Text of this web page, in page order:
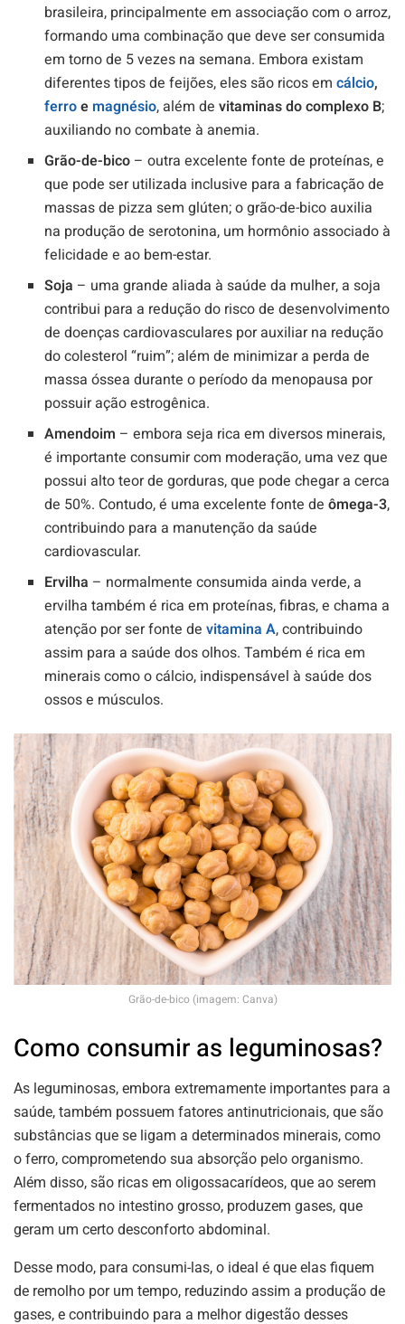
brasileira, principalmente em associação com o arroz,
formando uma combinação que deve ser consumida
em torno de 5 vezes na semana. Embora existam
diferentes tipos de feijões, eles são ricos emcálcio,
ferroe magnésio, além devitaminas do complexo B;
auxiliando no combate à anemia.
Grão-de-bico – outra excelente fonte de proteínas, e
que pode ser utilizada inclusive para a fabricação de
massas de pizza sem glúten; o grão-de-bico auxilia
na produção de serotonina, um hormônio associado à
felicidade e ao bem-estar.
Soja – uma grande aliada à saúde da mulher, a soja
contribui para a redução do risco de desenvolvimento
de doenças cardiovasculares por auxiliar na redução
do colesterol “ruim”; além de minimizar a perda de
massa óssea durante o período da menopausa por
possuir ação estrogênica.
Amendoim – embora seja rica em diversos minerais,
é importante consumir com moderação, uma vez que
possui alto teor de gorduras, que pode chegar a cerca
de 50%. Contudo, é uma excelente fonte deômega-3,
contribuindo para a manutenção da saúde
cardiovascular.
Ervilha – normalmente consumida ainda verde, a
ervilha também é rica em proteínas, fibras, e chama a
atenção por ser fonte devitamina A, contribuindo
assim para a saúde dos olhos. Também é rica em
minerais como o cálcio, indispensável à saúde dos
ossos e músculos.
Grão-de-bico (imagem: Canva)
Como consumir as leguminosas?
As leguminosas, embora extremamente importantes para a
saúde, também possuem fatores antinutricionais, que são
substâncias que se ligam a determinados minerais, como
o ferro, comprometendo sua absorção pelo organismo.
Além disso, são ricas em oligossacarídeos, que ao serem
fermentados no intestino grosso, produzem gases, que
geram um certo desconforto abdominal.
Desse modo, para consumi-las, o ideal é que elas fiquem
de remolho por um tempo, reduzindo assim a produção de
gases, e contribuindo para a melhor digestão desses